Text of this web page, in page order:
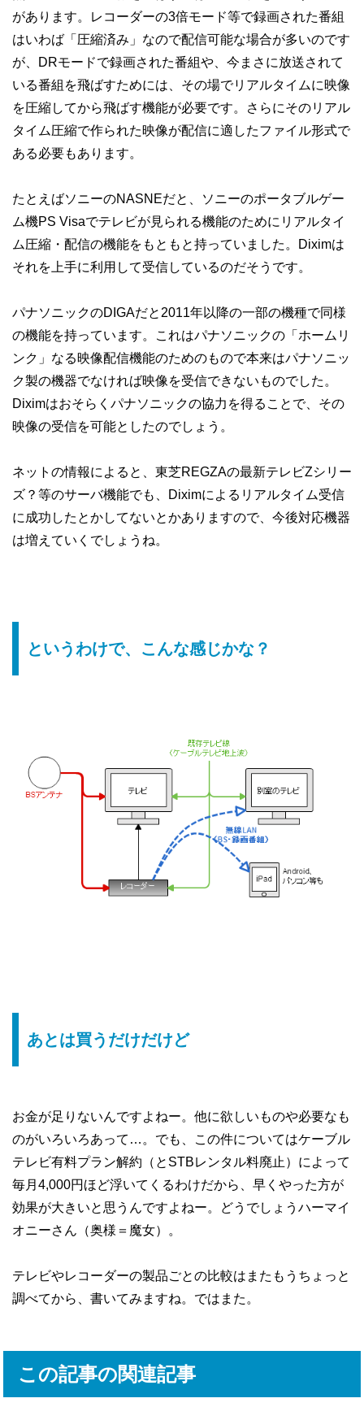
があります。レコーダーの3倍モード等で録画された番組
はいわば「圧縮済み」なので配信可能な場合が多いのです
が、DRモードで録画された番組や、今まさに放送されて
いる番組を飛ばすためには、その場でリアルタイムに映像
を圧縮してから飛ばす機能が必要です。さらにそのリアル
タイム圧縮で作られた映像が配信に適したファイル形式で
ある必要もあります。
たとえばソニーのNASNEだと、ソニーのポータブルゲー
ム機PS Visaでテレビが見られる機能のためにリアルタイ
ム圧縮・配信の機能をもともと持っていました。Diximは
それを上手に利用して受信しているのだそうです。
パナソニックのDIGAだと2011年以降の一部の機種で同様
の機能を持っています。これはパナソニックの「ホームリ
ンク」なる映像配信機能のためのもので本来はパナソニッ
ク製の機器でなければ映像を受信できないものでした。
Diximはおそらくパナソニックの協力を得ることで、その
映像の受信を可能としたのでしょう。
ネットの情報によると、東芝REGZAの最新テレビZシリー
ズ？等のサーバ機能でも、Diximによるリアルタイム受信
に成功したとかしてないとかありますので、今後対応機器
は増えていくでしょうね。
というわけで、こんな感じかな？
あとは買うだけだけど
お金が足りないんですよねー。他に欲しいものや必要なも
のがいろいろあって…。でも、この件についてはケーブル
テレビ有料プラン解約（とSTBレンタル料廃止）によって
毎月4,000円ほど浮いてくるわけだから、早くやった方が
効果が大きいと思うんですよねー。どうでしょうハーマイ
オニーさん（奥様＝魔女）。
テレビやレコーダーの製品ごとの比較はまたもうちょっと
調べてから、書いてみますね。ではまた。
この記事の関連記事